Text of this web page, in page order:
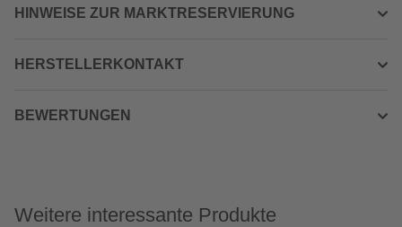
HINWEISE ZUR MARKTRESERVIERUNG
HERSTELLERKONTAKT
BEWERTUNGEN
Weitere interessante Produkte